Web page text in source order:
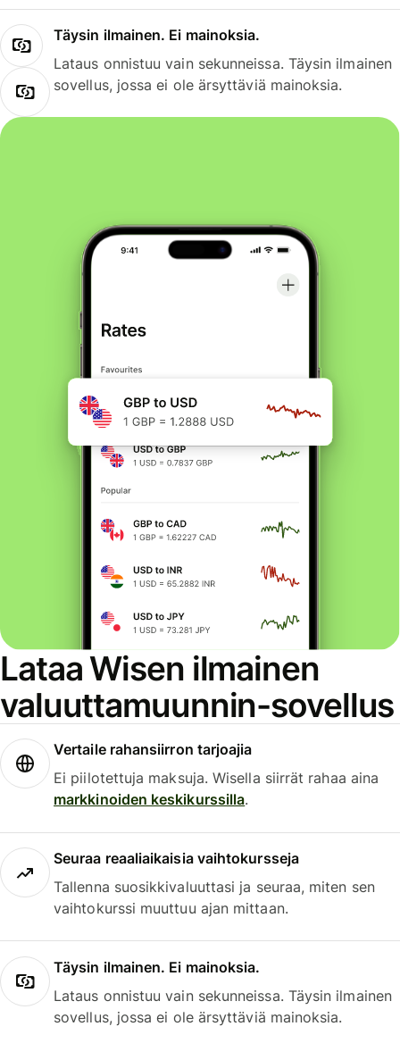
Täysin ilmainen. Ei mainoksia.
Lataus onnistuu vain sekunneissa. Täysin ilmainen
sovellus, jossa ei ole ärsyttäviä mainoksia.
Lataa Wisen ilmainen
valuuttamuunnin-sovellus
Vertaile rahansiirron tarjoajia
Ei piilotettuja maksuja. Wisella siirrät rahaa aina
markkinoiden keskikurssilla.
Seuraa reaaliaikaisia vaihtokursseja
Tallenna suosikkivaluuttasi ja seuraa, miten sen
vaihtokurssi muuttuu ajan mittaan.
Täysin ilmainen. Ei mainoksia.
Lataus onnistuu vain sekunneissa. Täysin ilmainen
sovellus, jossa ei ole ärsyttäviä mainoksia.